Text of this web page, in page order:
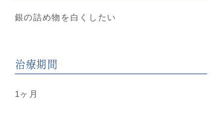
銀の詰め物を白くしたい
治療期間
1ヶ月